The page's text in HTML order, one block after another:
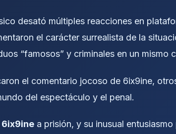
desató múltiples reacciones en
el carácter surrealista de la
“famosos” y criminales en un mismo
el comentario jocoso de 6ix9ine,
del espectáculo y el penal.
6ix9ine a prisión, y su inusual